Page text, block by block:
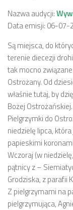
Nazwa audycji:
Data emisji: 06-07-
Są miejsca, do
terenie diecezji
tak mocno
Ostrożany. Od
właśnie tutaj, by
Bożej Ostrożańskiej.
Pielgrzymki do
niedzielę lipca,
papieskimi
Wczoraj (w
pątnicy z –
Grodziska, z parafii
Z pielgrzymami na
pielgrzymująca,